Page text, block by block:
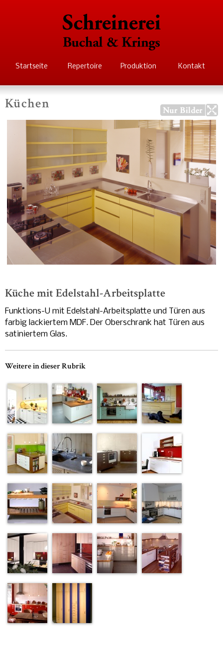
zum
Inhalt
Schreinerei Buchal
Krings
Startseite Repertoire Produktion Kontakt
Küchen
Küche mit Edelstahl-Arbeitsplatte
Funktions-U mit Edelstahl-Arbeitsplatte und Türen aus
farbig lackiertem MDF. Der Oberschrank hat Türen aus
satiniertem Glas.
Weitere in dieser Rubrik